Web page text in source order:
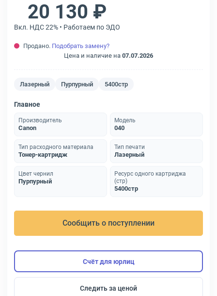
20 130 ₽
Вкл. НДС 22% • Работаем по ЭДО
Продано. Подобрать замену?
Цена и наличие на 07.07.2026
Лазерный Пурпурный 5400стр
Главное
Производитель
Canon
Модель
040
Тип расходного материала
Тонер-картридж
Тип печати
Лазерный
Цвет чернил
Пурпурный
Ресурс одного картриджа
(стр)
5400стр
Сообщить о поступлении
Счёт для юрлиц
Следить за ценой